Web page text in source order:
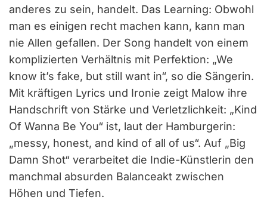
anderes zu sein, handelt. Das Learning: Obwohl
man es einigen recht machen kann, kann man
nie Allen gefallen. Der Song handelt von einem
komplizierten Verhältnis mit Perfektion: „We
know it’s fake, but still want in“, so die Sängerin.
Mit kräftigen Lyrics und Ironie zeigt Malow ihre
Handschrift von Stärke und Verletzlichkeit: „Kind
Of Wanna Be You“ ist, laut der Hamburgerin:
„messy, honest, and kind of all of us“. Auf „Big
Damn Shot“ verarbeitet die Indie-Künstlerin den
manchmal absurden Balanceakt zwischen
Höhen und Tiefen.